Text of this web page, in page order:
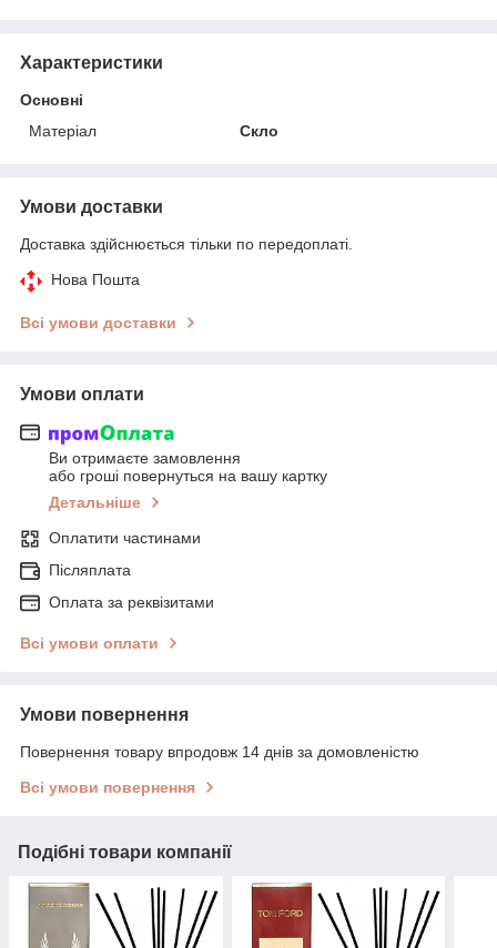
Характеристики
Основні
Матеріал
Скло
Умови доставки
Доставка здійснюється тільки по передоплаті.
Нова Пошта
Всі умови доставки
Умови оплати
Ви отримаєте замовлення
або гроші повернуться на вашу картку
Детальніше
Оплатити частинами
Післяплата
Оплата за реквізитами
Всі умови оплати
Умови повернення
Повернення товару впродовж 14 днів за домовленістю
Всі умови повернення
Подібні товари компанії